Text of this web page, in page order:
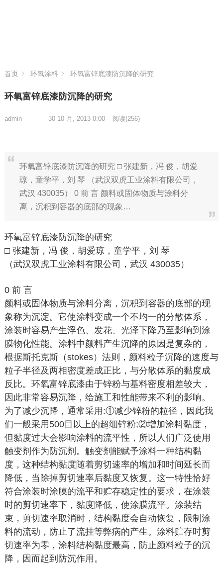
首页 环氧涂料 环氧富锌底漆防沉降的研究
环氧富锌底漆防沉降的研究
admin 30 10 月, 2013 0:00 阅读(256)
环氧富锌底漆防沉降的研究 □ 张建新，冯 俊，胡爱
琼，童学平，刘 琴 （武汉双虎工业涂料有限公司，
武汉 430035） 0 前 言 颜料或固体物质与涂料分
离，沉积到容器的底部的现象…
环氧富锌底漆防沉降的研究
□ 张建新，冯 俊，胡爱琼，童学平，刘 琴
（武汉双虎工业涂料有限公司，武汉 430035）
0 前 言
颜料或固体物质与涂料分离，沉积到容器的底部的现
象称为沉淀。它使涂料变成一个不均一的分散体系，
涂装时容易产生浮色、发花、光泽下降乃至影响到涂
膜物化性能。涂料中颜料产生沉降的原因是复杂的，
根据斯托克斯（stokes）法则，颜料粒子沉降的速度与
粒子半径及两相密度差成正比，与分散体系的黏度成
反比。环氧富锌底漆由于锌粉与基料密度相差较大，
因此非常容易沉降，给施工和性能带来不利的影响。
为了减少沉降，通常采用:①减少锌粉的粒径，因此我
们一般采用500目以上的超细锌粉;②增加涂料黏度，
但黏度过大会影响涂料的流平性，所以人们广泛使用
触变剂作为防沉剂。触变剂能赋予涂料一种结构黏
度，这种结构黏度随着剪切速率的增加和时间延长而
降低，当除掉剪切速率后黏度又恢复。这一特性恰好
符合涂装时涂膜的流平和贮存稳定性的要求，在涂装
时的剪切速率下，黏度降低，使涂膜流平。涂装结
束，剪切速率取消时，结构黏度会自动恢复，限制涂
料的流动，防止了流挂等弊病的产生。涂料贮存时剪
切速率为零，涂料结构黏度最高，防止颜料粒子的沉
降，因而起到防沉作用。